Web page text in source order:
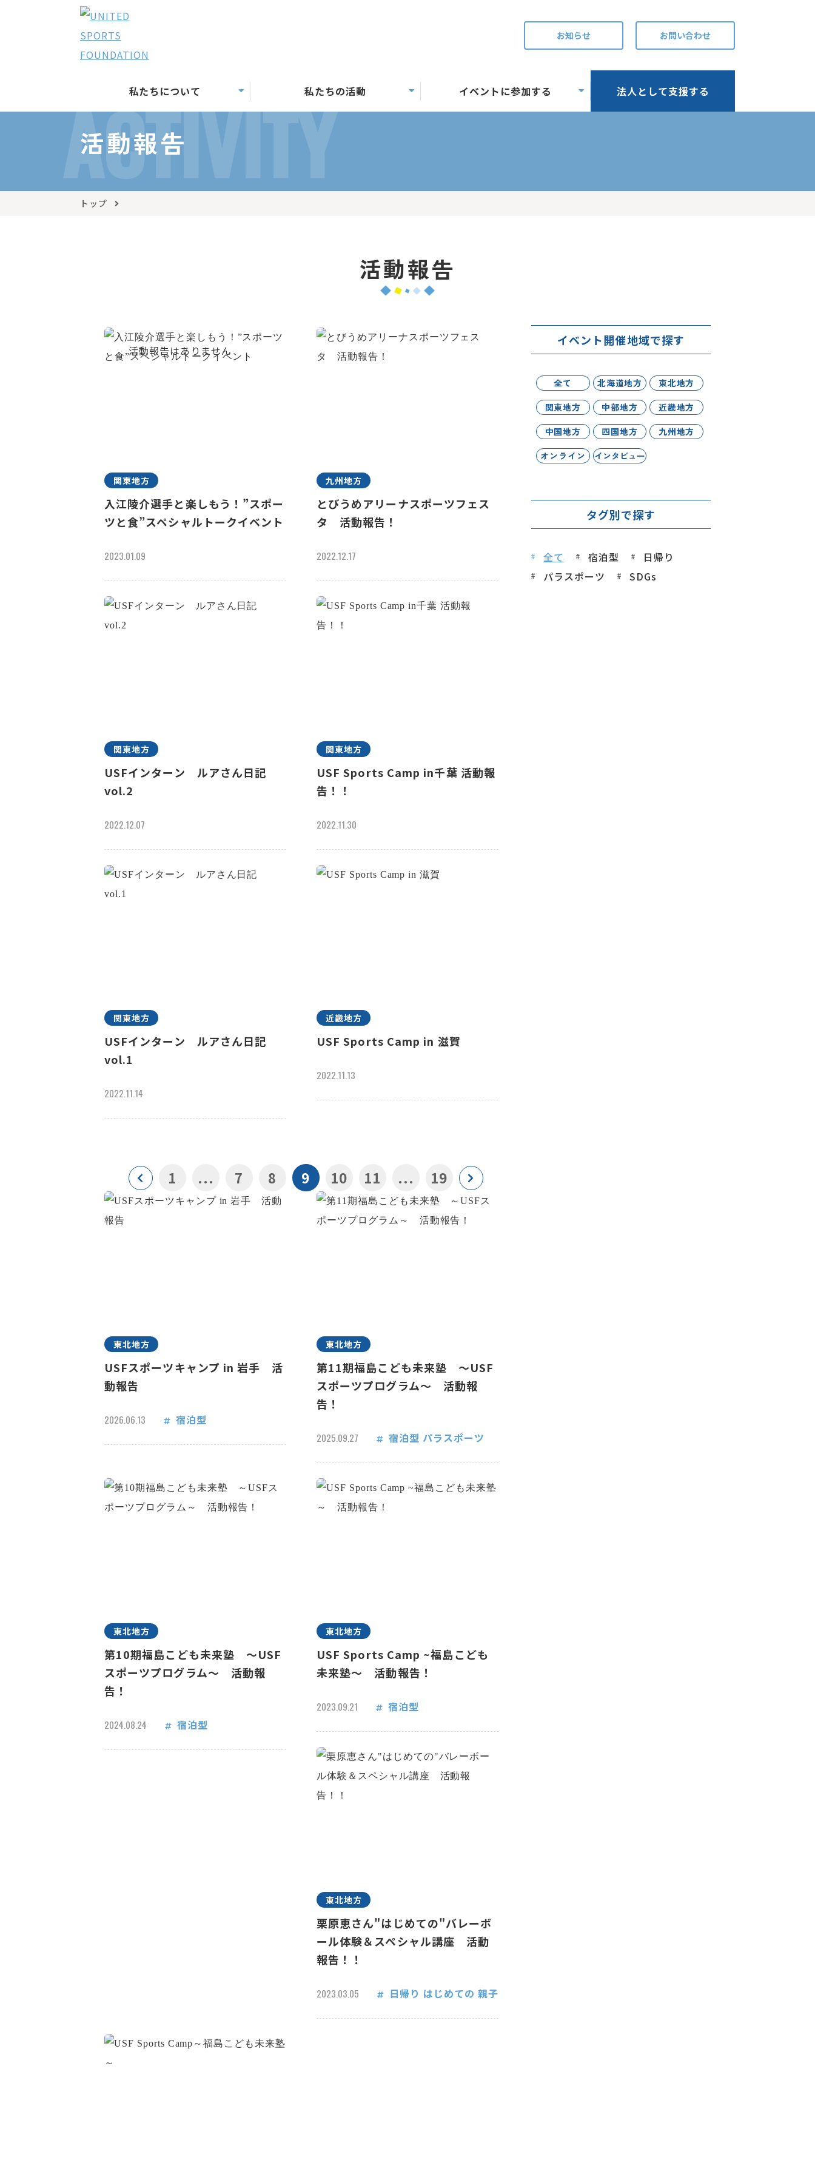
お知らせ お問い合わせ
私たちについて 私たちの活動 イベントに参加する 法人として支援する
ACTIVITY
活動報告
トップ
活動報告
関東地方
入江陵介選手と楽しもう！”スポー
ツと食”スペシャルトークイベント
2023.01.09
九州地方
とびうめアリーナスポーツフェス
タ 活動報告！
2022.12.17
関東地方
USFインターン ルアさん日記
vol.2
2022.12.07
関東地方
USF Sports Camp in千葉 活動報
告！！
2022.11.30
関東地方
USFインターン ルアさん日記
vol.1
2022.11.14
近畿地方
USF Sports Camp in 滋賀
2022.11.13
1 ... 7 8 9 10 11 ... 19
東北地方
USFスポーツキャンプ in 岩手 活
動報告
2026.06.13 宿泊型
東北地方
第11期福島こども未来塾 ～USF
スポーツプログラム～ 活動報
告！
2025.09.27 宿泊型 パラスポーツ
東北地方
第10期福島こども未来塾 ～USF
スポーツプログラム～ 活動報
告！
2024.08.24 宿泊型
東北地方
USF Sports Camp ~福島こども
未来塾～ 活動報告！
2023.09.21 宿泊型
東北地方
栗原恵さん"はじめての"バレーボ
ール体験＆スペシャル講座 活動
報告！！
2023.03.05 日帰り はじめての 親子
イベント開催地域で探す
全て 北海道地方
東北地方
関東地方
中部地方
近畿地方
中国地方
四国地方
九州地方
オンライン
インタビュー
タグ別で探す
全て 宿泊型
日帰り
パラスポーツ
SDGs